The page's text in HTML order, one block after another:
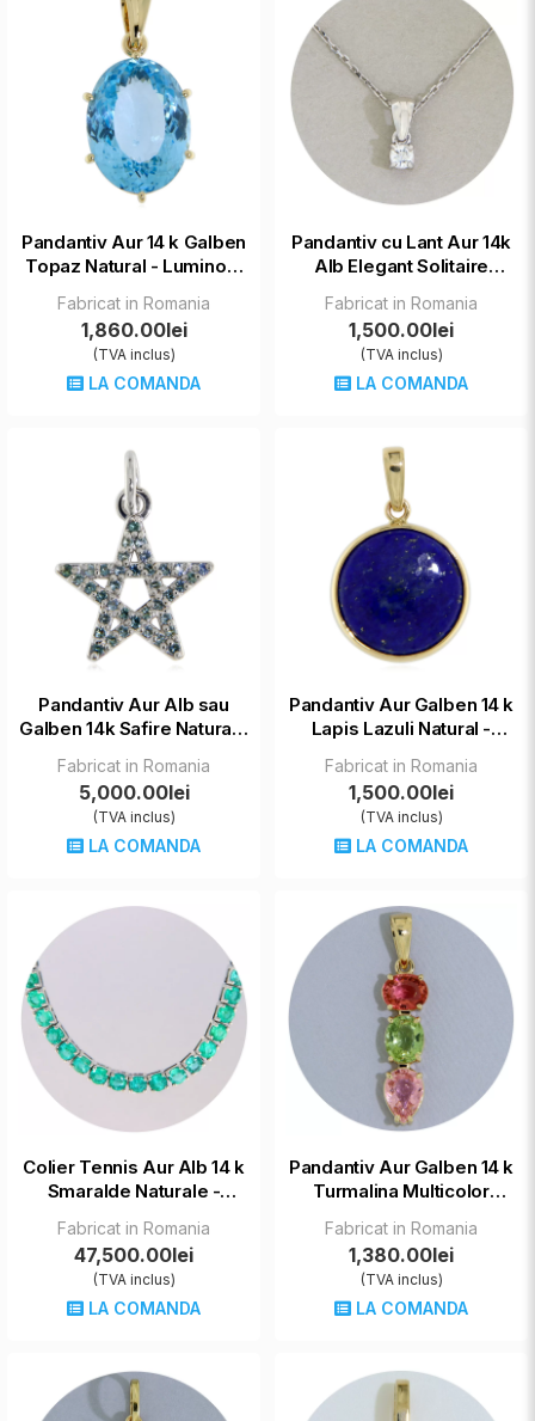
Pandantiv Aur 14 k Galben
Topaz Natural - Luminos,
Fabricat in Romania
1,860.00lei
(TVA inclus)
LA COMANDA
Pandantiv cu Lant Aur 14k
Alb Elegant Solitaire
Amalia
Fabricat in Romania
1,500.00lei
(TVA inclus)
LA COMANDA
Pandantiv Aur Alb sau
Galben 14k Safire Naturale
Fabricat in Romania
5,000.00lei
(TVA inclus)
LA COMANDA
Pandantiv Aur Galben 14 k
Lapis Lazuli Natural -
Fabricat in Romania
1,500.00lei
(TVA inclus)
LA COMANDA
Colier Tennis Aur Alb 14 k
Smaralde Naturale -
Fabricat in Romania
47,500.00lei
(TVA inclus)
LA COMANDA
Pandantiv Aur Galben 14 k
Turmalina Multicolor
Vibratie
Fabricat in Romania
1,380.00lei
(TVA inclus)
LA COMANDA